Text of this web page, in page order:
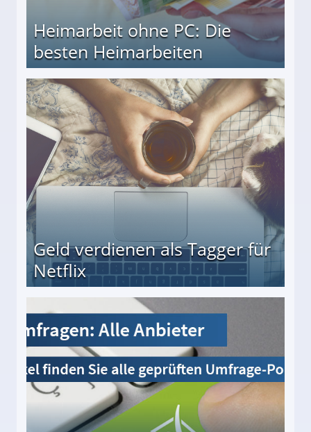
Heimarbeit ohne PC: Die
besten Heimarbeiten
Geld verdienen als Tagger für
Netflix